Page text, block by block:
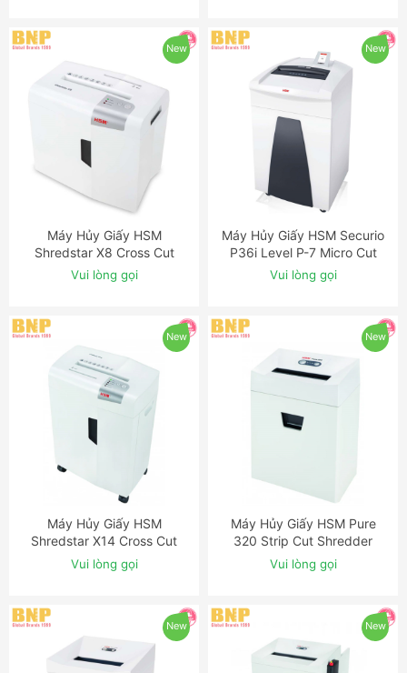
New
ĐẶT NGAY
Máy Hủy Giấy HSM
Shredstar X8 Cross Cut
Shredder
Vui lòng gọi
New
ĐẶT NGAY
Máy Hủy Giấy HSM Securio
P36i Level P-7 Micro Cut
Shredder with OMDD Slot
Vui lòng gọi
New
ĐẶT NGAY
Máy Hủy Giấy HSM
Shredstar X14 Cross Cut
Shredder
Vui lòng gọi
New
ĐẶT NGAY
Máy Hủy Giấy HSM Pure
320 Strip Cut Shredder
Vui lòng gọi
New New